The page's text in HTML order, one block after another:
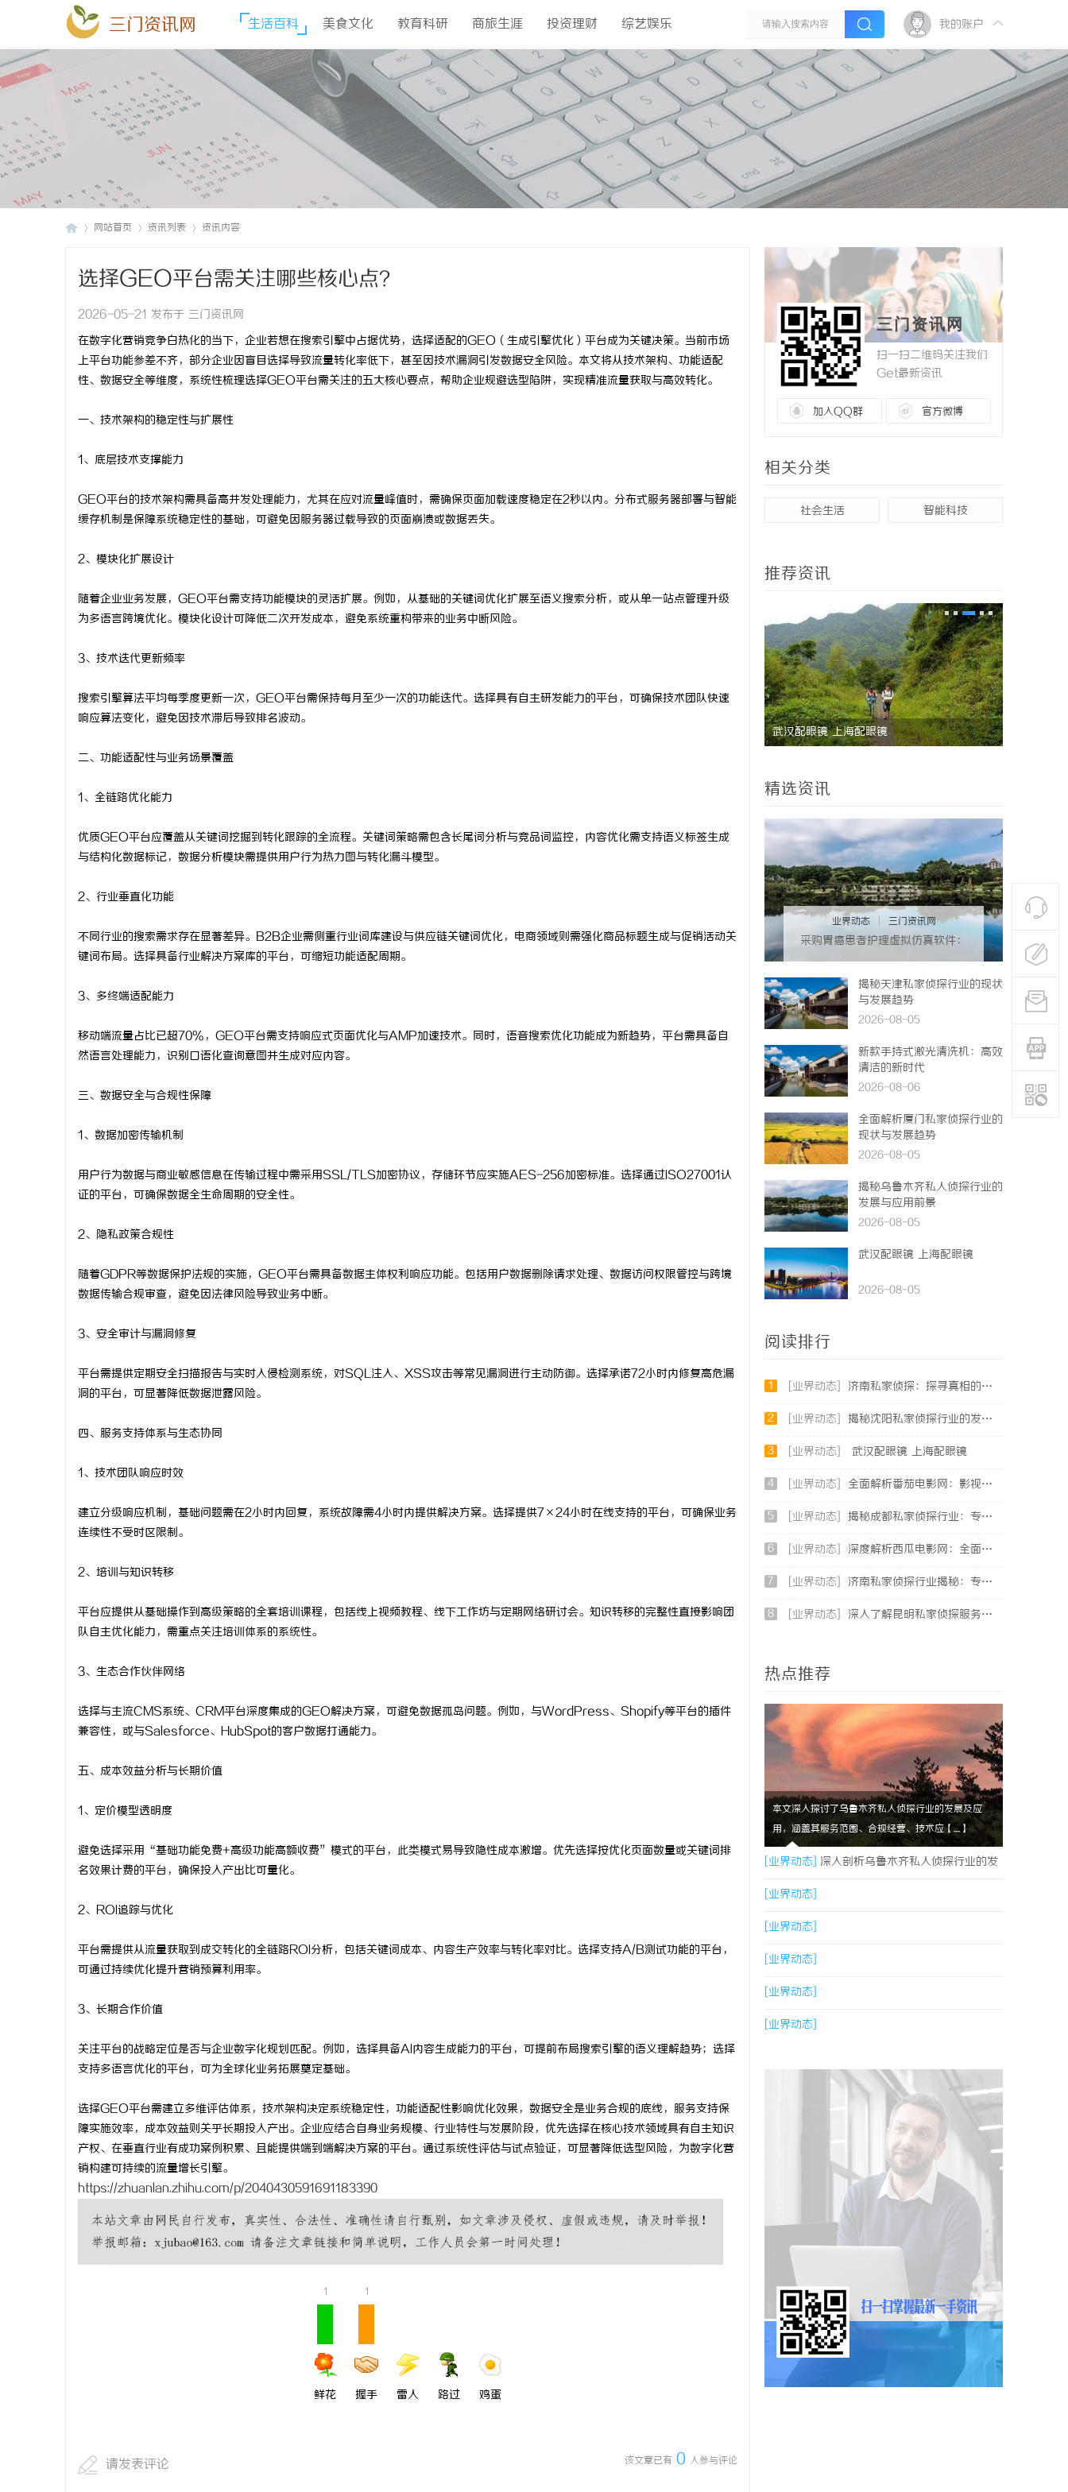
三门资讯网 生活百科 美食文化 教育科研 商旅生涯 投资理财 综艺娱乐 我的账户
网站首页 资讯列表 资讯内容
选择GEO平台需关注哪些核心点？
2026-05-21 发布于 三门资讯网
在数字化营销竞争白热化的当下，企业若想在搜索引擎中占据优势，选择适配的GEO（生成引擎优化）平台成为关键决策。当前市场
上平台功能参差不齐，部分企业因盲目选择导致流量转化率低下，甚至因技术漏洞引发数据安全风险。本文将从技术架构、功能适配
性、数据安全等维度，系统性梳理选择GEO平台需关注的五大核心要点，帮助企业规避选型陷阱，实现精准流量获取与高效转化。
一、技术架构的稳定性与扩展性
1、底层技术支撑能力
GEO平台的技术架构需具备高并发处理能力，尤其在应对流量峰值时，需确保页面加载速度稳定在2秒以内。分布式服务器部署与智能
缓存机制是保障系统稳定性的基础，可避免因服务器过载导致的页面崩溃或数据丢失。
2、模块化扩展设计
随着企业业务发展，GEO平台需支持功能模块的灵活扩展。例如，从基础的关键词优化扩展至语义搜索分析，或从单一站点管理升级
为多语言跨境优化。模块化设计可降低二次开发成本，避免系统重构带来的业务中断风险。
3、技术迭代更新频率
搜索引擎算法平均每季度更新一次，GEO平台需保持每月至少一次的功能迭代。选择具有自主研发能力的平台，可确保技术团队快速
响应算法变化，避免因技术滞后导致排名波动。
二、功能适配性与业务场景覆盖
1、全链路优化能力
优质GEO平台应覆盖从关键词挖掘到转化跟踪的全流程。关键词策略需包含长尾词分析与竞品词监控，内容优化需支持语义标签生成
与结构化数据标记，数据分析模块需提供用户行为热力图与转化漏斗模型。
2、行业垂直化功能
不同行业的搜索需求存在显著差异。B2B企业需侧重行业词库建设与供应链关键词优化，电商领域则需强化商品标题生成与促销活动关
键词布局。选择具备行业解决方案库的平台，可缩短功能适配周期。
3、多终端适配能力
移动端流量占比已超70%，GEO平台需支持响应式页面优化与AMP加速技术。同时，语音搜索优化功能成为新趋势，平台需具备自
然语言处理能力，识别口语化查询意图并生成对应内容。
三、数据安全与合规性保障
1、数据加密传输机制
用户行为数据与商业敏感信息在传输过程中需采用SSL/TLS加密协议，存储环节应实施AES-256加密标准。选择通过ISO27001认
证的平台，可确保数据全生命周期的安全性。
2、隐私政策合规性
随着GDPR等数据保护法规的实施，GEO平台需具备数据主体权利响应功能。包括用户数据删除请求处理、数据访问权限管控与跨境
数据传输合规审查，避免因法律风险导致业务中断。
3、安全审计与漏洞修复
平台需提供定期安全扫描报告与实时入侵检测系统，对SQL注入、XSS攻击等常见漏洞进行主动防御。选择承诺72小时内修复高危漏
洞的平台，可显著降低数据泄露风险。
四、服务支持体系与生态协同
1、技术团队响应时效
建立分级响应机制，基础问题需在2小时内回复，系统故障需4小时内提供解决方案。选择提供7×24小时在线支持的平台，可确保业务
连续性不受时区限制。
2、培训与知识转移
平台应提供从基础操作到高级策略的全套培训课程，包括线上视频教程、线下工作坊与定期网络研讨会。知识转移的完整性直接影响团
队自主优化能力，需重点关注培训体系的系统性。
3、生态合作伙伴网络
选择与主流CMS系统、CRM平台深度集成的GEO解决方案，可避免数据孤岛问题。例如，与WordPress、Shopify等平台的插件
兼容性，或与Salesforce、HubSpot的客户数据打通能力。
五、成本效益分析与长期价值
1、定价模型透明度
避免选择采用“基础功能免费+高级功能高额收费”模式的平台，此类模式易导致隐性成本激增。优先选择按优化页面数量或关键词排
名效果计费的平台，确保投入产出比可量化。
2、ROI追踪与优化
平台需提供从流量获取到成交转化的全链路ROI分析，包括关键词成本、内容生产效率与转化率对比。选择支持A/B测试功能的平台，
可通过持续优化提升营销预算利用率。
3、长期合作价值
关注平台的战略定位是否与企业数字化规划匹配。例如，选择具备AI内容生成能力的平台，可提前布局搜索引擎的语义理解趋势；选择
支持多语言优化的平台，可为全球化业务拓展奠定基础。
选择GEO平台需建立多维评估体系，技术架构决定系统稳定性，功能适配性影响优化效果，数据安全是业务合规的底线，服务支持保
障实施效率，成本效益则关乎长期投入产出。企业应结合自身业务规模、行业特性与发展阶段，优先选择在核心技术领域具有自主知识
产权、在垂直行业有成功案例积累、且能提供端到端解决方案的平台。通过系统性评估与试点验证，可显著降低选型风险，为数字化营
销构建可持续的流量增长引擎。
https://zhuanlan.zhihu.com/p/2040430591691183390
1
鲜花
1
握手 雷人 路过 鸡蛋
该文章已有 0 人参与评论
请发表评论
三门资讯网
扫一扫二维码关注我们
Get最新资讯
加入QQ群 官方微博
相关分类
社会生活 智能科技
推荐资讯
武汉配眼镜 上海配眼镜
精选资讯
业界动态 三门资讯网
采购胃癌患者护理虚拟仿真软件：
揭秘天津私家侦探行业的现状
与发展趋势
2026-08-05
新款手持式激光清洗机：高效
清洁的新时代
2026-08-06
全面解析厦门私家侦探行业的
现状与发展趋势
2026-08-05
揭秘乌鲁木齐私人侦探行业的
发展与应用前景
2026-08-05
武汉配眼镜 上海配眼镜
2026-08-05
阅读排行
1 [业界动态] 济南私家侦探：探寻真相的隐秘守护者
2 [业界动态] 揭秘沈阳私家侦探行业的发展与应用：专业侦探服务的全方位解析
3 [业界动态] 武汉配眼镜 上海配眼镜
4 [业界动态] 全面解析番茄电影网：影视爱好者的最佳资源站
5 [业界动态] 揭秘成都私家侦探行业：专业服务助力城市安宁
6 [业界动态] 深度解析西瓜电影网：全面体验影视娱乐新天地
7 [业界动态] 济南私家侦探行业揭秘：专业服务与案件解析全方位指南
8 [业界动态] 深入了解昆明私家侦探服务的重要性与选择指南
热点推荐
本文深入探讨了乌鲁木齐私人侦探行业的发展及应
用，涵盖其服务范围、合规经营、技术应【....】
[业界动态] 深入剖析乌鲁木齐私人侦探行业的发
展与应用现状
[业界动态]
[业界动态]
[业界动态]
[业界动态]
[业界动态]